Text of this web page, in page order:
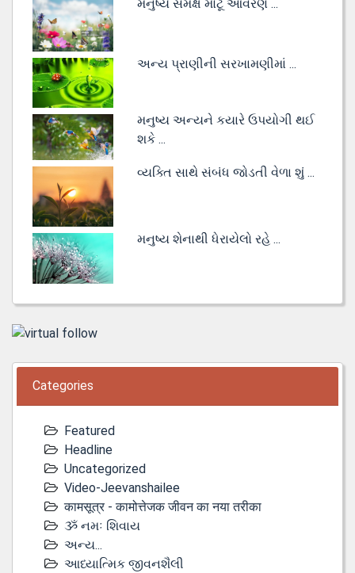
મનુષ્ય સમક્ષ મોટૂં આવરણ ...
અન્ય પ્રાણીની સરખામણીમાં ...
મનુષ્ય અન્યને કયારે ઉપયોગી થઈ
શકે ...
વ્યક્તિ સાથે સંબંધ જોડતી વેળા શું ...
મનુષ્ય શેનાથી ધેરાયેલો રહે ...
Categories
Featured
Headline
Uncategorized
Video-Jeevanshailee
कामसूत्र - कामोत्तेजक जीवन का नया तरीका
ૐ નમઃ શિવાય
અન્ય...
આધ્યાત્મિક જીવનશૈલી